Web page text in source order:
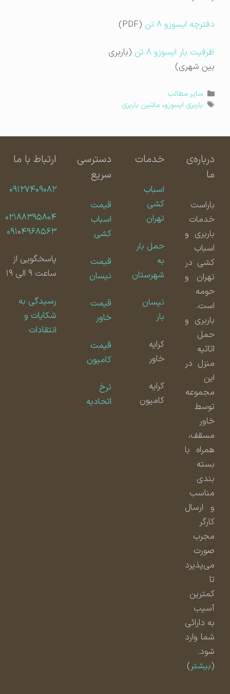
دفترچه ایسوزو ۸ تن (PDF)
ظرفیت بار ایسوزو ۸ تن
(باربری
بین شهری)
دسته‌ها
سایر مطالب
برچسب‌ها
باربری ایسوزو،ماشین باربری
درباره‌ی
باراست
خدمات
باربری و
اسباب
کشی در
تهران و
حومه
است.
باربری و
حمل
اثاثیه
منزل در
مجموعه
توسط
مسقف،
همراه با
بسته
بندی
مناسب
و ارسال
مجرب
صورت
می‌پذیرد
کمترین
آسیب
به دارائی
شما وارد
شود.
بیشتر)
خدمات
اسباب
کشی
تهران
حمل بار
شهرستان
نیسان
کامیون
دسترسی
سریع
قیمت
اسباب
کشی
قیمت
نیسان
قیمت
قیمت
کامیون
اتحادیه
ارتباط با ما
۰۹۱۲۷۴۰۹۰۸۲
۰۲۱۸۸۳۹۵۸۰۴
۰۹۱۰۴۹۶۸۵۶۳
پاسخگویی از
ساعت ۹ الی ۱۹
رسیدگی به
شکایات و
انتقادات